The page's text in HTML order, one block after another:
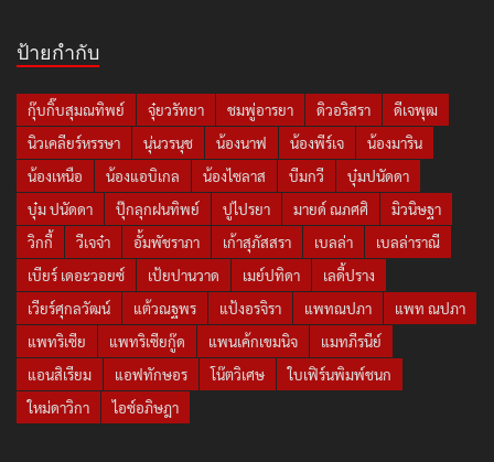
ป้ายกำกับ
กุ๊บกิ๊บสุมณทิพย์ จุ๋ยวรัทยา ชมพู่อารยา ดิวอริสรา
ดีเจพุฒ
นิวเคลียร์หรรษา
นุ่นวรนุช น้องนาฟ น้องพีร์เจ
น้องมาริน
น้องเหนือ
น้องแอบิเกล น้องไซลาส บีมกวี
บุ๋มปนัดดา
บุ๋ม ปนัดดา
ปุ๊กลุกฝนทิพย์ ปูไปรยา มายด์ ณภศศิ
มิวนิษฐา
วิกกี้
วีเจจ๋า อั้มพัชราภา เก้าสุภัสสรา เบลล่า
เบลล่าราณี
เบียร์ เดอะวอยซ์
เป้ยปานวาด เมย์ปทิดา
เลดี้ปราง
เวียร์ศุกลวัฒน์
แต้วณฐพร แป้งอรจิรา แพทณปภา
แพท ณปภา
แพทริเซีย
แพทริเซียกู๊ด แพนเค้กเขมนิจ
แมทภีรนีย์
แอนสิเรียม
แอฟทักษอร โน๊ตวิเศษ
ใบเฟิร์นพิมพ์ชนก
ใหม่ดาวิกา
ไอซ์อภิษฎา